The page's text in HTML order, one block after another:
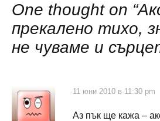
One thought on “
прекалено тихо,
не чуваме и
11 юни 2010 в 11:30 pm
Аз пък ще кажа –